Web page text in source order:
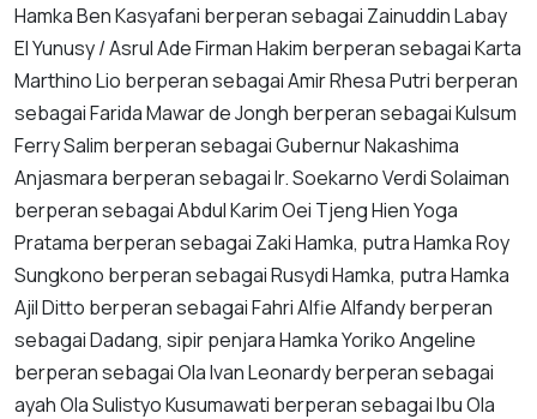
Hamka Ben Kasyafani berperan sebagai Zainuddin Labay
El Yunusy / Asrul Ade Firman Hakim berperan sebagai Karta
Marthino Lio berperan sebagai Amir Rhesa Putri berperan
sebagai Farida Mawar de Jongh berperan sebagai Kulsum
Ferry Salim berperan sebagai Gubernur Nakashima
Anjasmara berperan sebagai Ir. Soekarno Verdi Solaiman
berperan sebagai Abdul Karim Oei Tjeng Hien Yoga
Pratama berperan sebagai Zaki Hamka, putra Hamka Roy
Sungkono berperan sebagai Rusydi Hamka, putra Hamka
Ajil Ditto berperan sebagai Fahri Alfie Alfandy berperan
sebagai Dadang, sipir penjara Hamka Yoriko Angeline
berperan sebagai Ola Ivan Leonardy berperan sebagai
ayah Ola Sulistyo Kusumawati berperan sebagai Ibu Ola